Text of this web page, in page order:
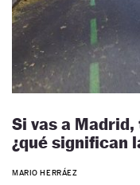
Si vas a
¿qué significan
MARIO HERRÁEZ